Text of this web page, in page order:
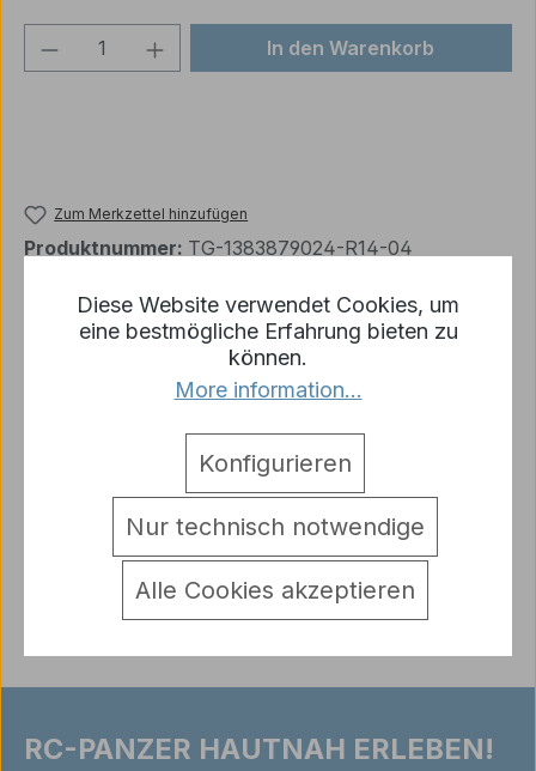
Produkt Anzahl: Gib denIn den Warenkorb
Zum Merkzettel hinzufügen
Produktnummer: TG-1383879024-R14-04
*Panther Ausf. F* TORRO - Oberwanne mit
Warnhinweise
Bewertungen
RC-PANZER HAUTNAH ERLEBEN!
Diese Website verwendet Cookies, um
eine bestmögliche Erfahrung bieten zu
können.
More information...
Nur technisch notwendige
Konfigurieren
Alle Cookies akzeptieren